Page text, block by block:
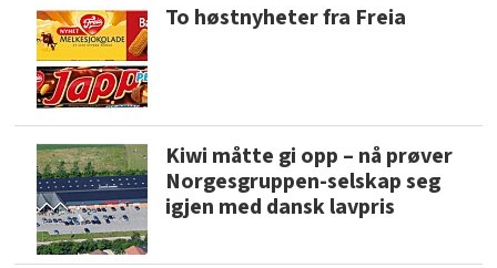
To høstnyheter fra Freia
Kiwi måtte gi opp – nå prøver
Norgesgruppen-selskap seg
igjen med dansk lavpris